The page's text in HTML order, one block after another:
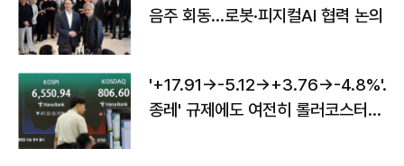
음주 회동…로봇·피지컬AI 협력 논의
'+17.91→-5.12→+3.76→-4.8%'…'
종레' 규제에도 여전히 롤러코스터